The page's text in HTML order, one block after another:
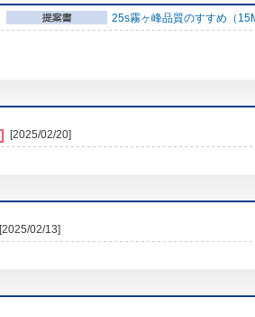
25s霧ヶ峰品質のすすめ（
[2025/02/20]
[2025/02/13]